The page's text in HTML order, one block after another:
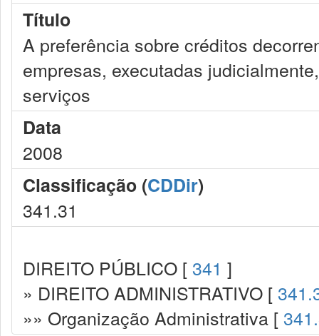
Título
A preferência sobre créditos
empresas, executadas
serviços
Data
2008
Classificação (CDDir)
341.31
DIREITO PÚBLICO [ 341 ]
» DIREITO ADMINISTRATIVO [
»» Organização Administrativa [